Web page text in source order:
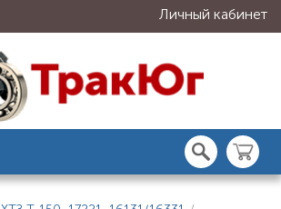
Личный кабинет